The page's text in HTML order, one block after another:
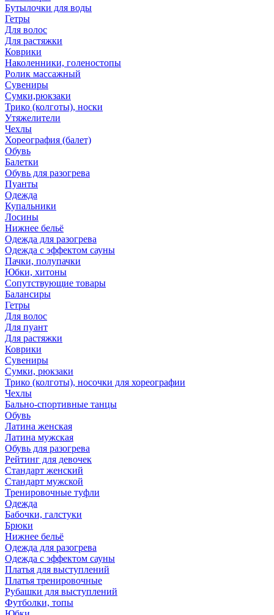
Бутылочки для воды
Гетры
Для волос
Для растяжки
Коврики
Наколенники, голеностопы
Ролик массажный
Сувениры
Сумки,рюкзаки
Трико (колготы), носки
Утяжелители
Чехлы
Хореография (балет)
Обувь
Балетки
Обувь для разогрева
Пуанты
Одежда
Купальники
Лосины
Нижнее бельё
Одежда для разогрева
Одежда с эффектом сауны
Пачки, полупачки
Юбки, хитоны
Сопутствующие товары
Балансиры
Гетры
Для волос
Для пуант
Для растяжки
Коврики
Сувениры
Сумки, рюкзаки
Трико (колготы), носочки для хореографии
Чехлы
Бально-спортивные танцы
Обувь
Латина женская
Латина мужская
Обувь для разогрева
Рейтинг для девочек
Стандарт женский
Стандарт мужской
Тренировочные туфли
Одежда
Бабочки, галстуки
Брюки
Нижнее бельё
Одежда для разогрева
Одежда с эффектом сауны
Платья для выступлений
Платья тренировочные
Рубашки для выступлений
Футболки, топы